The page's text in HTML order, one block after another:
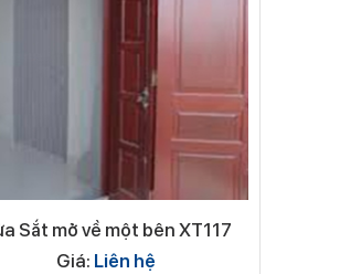
Cửa Sắt mở về một bên XT117
Giá: Liên hệ